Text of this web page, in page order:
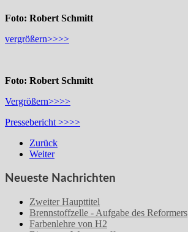
Foto: Robert Schmitt
vergrößern>>>>
Foto: Robert Schmitt
Vergrößern>>>>
Pressebericht >>>>
Zurück
Weiter
Neueste Nachrichten
Zweiter Haupttitel
Brennstoffzelle - Aufgabe des Reformers
Farbenlehre von H2